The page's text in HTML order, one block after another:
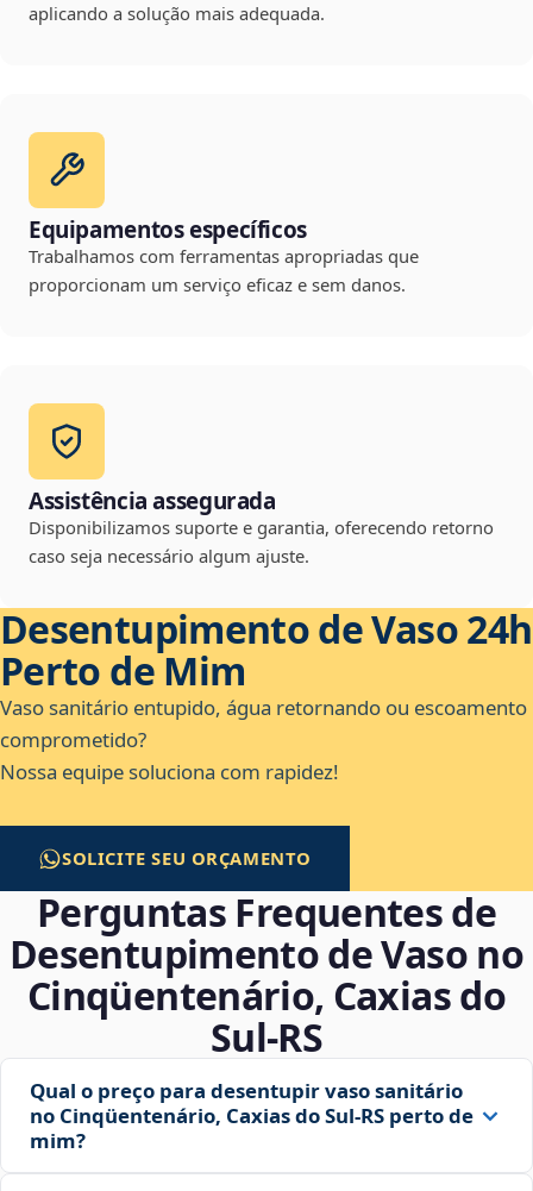
aplicando a solução mais adequada.
Equipamentos específicos
Trabalhamos com ferramentas apropriadas que
proporcionam um serviço eficaz e sem danos.
Assistência assegurada
Disponibilizamos suporte e garantia, oferecendo retorno
caso seja necessário algum ajuste.
Desentupimento de Vaso 24h
Perto de Mim
Vaso sanitário entupido, água retornando ou escoamento
comprometido?
Nossa equipe soluciona com rapidez!
SOLICITE SEU ORÇAMENTO
Perguntas Frequentes de
Desentupimento de Vaso no
Cinqüentenário, Caxias do
Sul‑RS
Qual o preço para desentupir vaso sanitário
no Cinqüentenário, Caxias do Sul‑RS perto de
mim?